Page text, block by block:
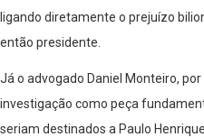
ligando diretamente o prejuízo
então presidente.
Já o advogado Daniel Monteiro,
investigação como peça
seriam destinados a Paulo